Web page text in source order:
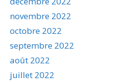
novembre 2022
octobre 2022
septembre 2022
août 2022
juillet 2022